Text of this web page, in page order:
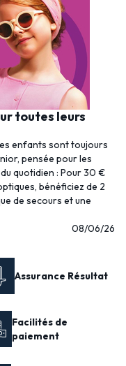
toutes leurs
enfants sont toujours
pensée pour les
quotidien : Pour 30 €
bénéficiez de 2
de secours et une
08/06/26
Assurance Résultat
Facilités de
paiement